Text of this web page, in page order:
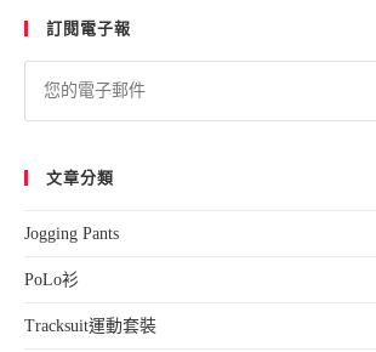
訂閱電子報
文章分類
Jogging Pants
PoLo衫
Tracksuit運動套裝